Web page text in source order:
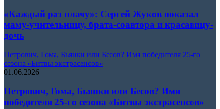
«Каждый раз плачу»: Сергей Жуков показал
маму-учительницу, брата-соавтора и красавицу-
дочь
Петрович, Гома, Бьянки или Бесов? Имя победителя 25-го
сезона «Битвы экстрасенсов»
01.06.2026
Петрович, Гома, Бьянки или Бесов? Имя
победителя 25-го сезона «Битвы экстрасенсов»